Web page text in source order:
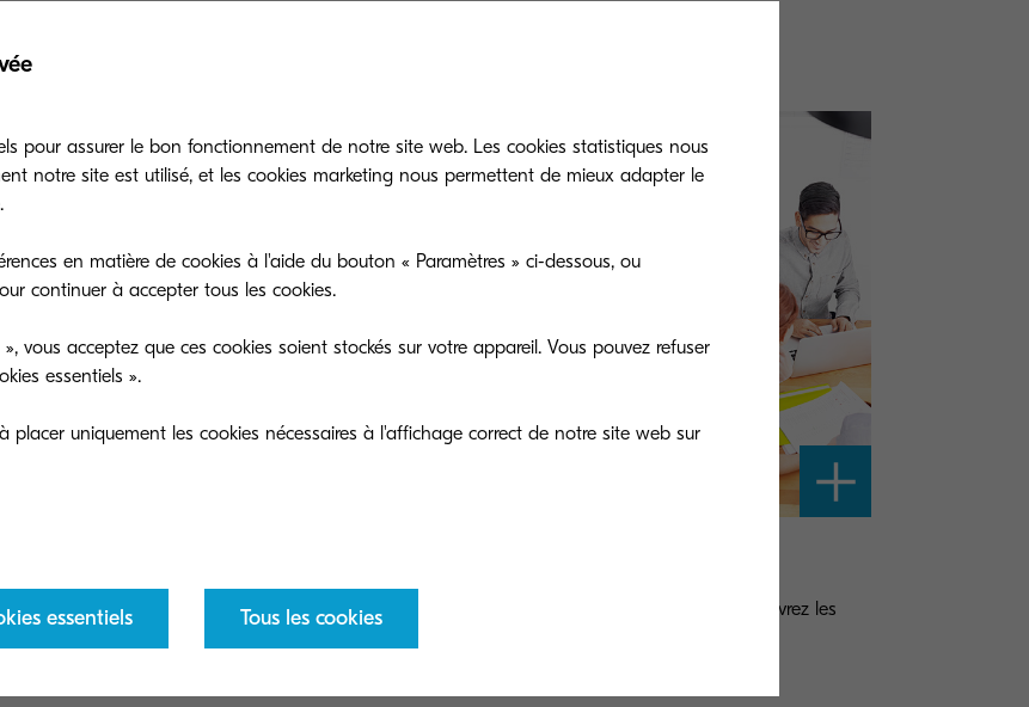
Découvrez nos solutions de support.
Recyclez vos toners usagés et contribuez au
Protégez vos investissements et découvrez les
pour assurer le bon fonctionnement de notre site web. Les cookies statistiques nous
notre site est utilisé, et les cookies marketing nous permettent de mieux adapter le
en matière de cookies à l'aide du bouton « Paramètres » ci-dessous, ou
continuer à accepter tous les cookies.
vous acceptez que ces cookies soient stockés sur votre appareil. Vous pouvez refuser
essentiels ».
placer uniquement les cookies nécessaires à l'affichage correct de notre site web sur
essentiels Tous les cookies